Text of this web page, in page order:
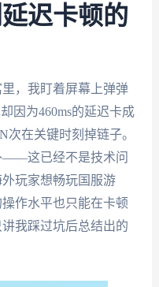
迟卡顿的
，我盯着屏幕上弹弹
因为460ms的延迟卡成
次在关键时刻掉链子。
——这已经不是技术问
玩家想畅玩国服游
作水平也只能在卡顿
我踩过坑后总结出的